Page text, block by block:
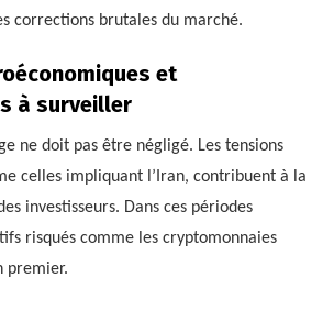
corrections brutales du marché.
et
à surveiller
ne doit pas être négligé. Les tensions
celles impliquant l’Iran, contribuent à la
investisseurs. Dans ces périodes
risqués comme les cryptomonnaies
premier.